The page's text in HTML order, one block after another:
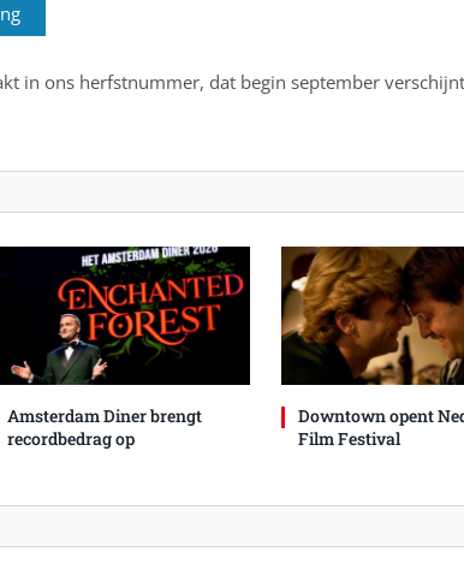
in ons herfstnummer, dat begin september
Amsterdam Diner brengt
recordbedrag op
Downtown opent
Film Festival